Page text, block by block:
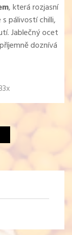
, která rozjasní
pálivostí chilli,
Jablečný ocet
doznívá